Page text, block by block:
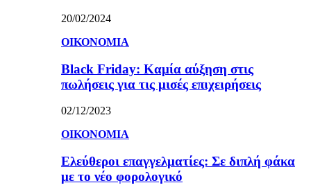
20/02/2024
ΟΙΚΟΝΟΜΙΑ
Black Friday: Καμία αύξηση στις
πωλήσεις για τις μισές επιχειρήσεις
02/12/2023
ΟΙΚΟΝΟΜΙΑ
Ελεύθεροι επαγγελματίες: Σε διπλή φάκα
με το νέο φορολογικό